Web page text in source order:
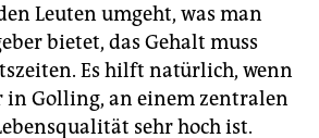
Leuten umgeht, was man
bietet, das Gehalt muss
Es hilft natürlich, wenn
in Golling, an einem zentralen
sehr hoch ist.